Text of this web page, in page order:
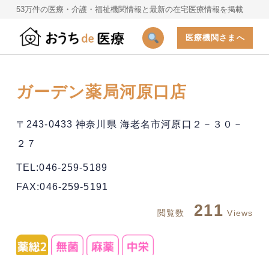
53万件の医療・介護・福祉機関情報と最新の在宅医療情報を掲載
医療機関さまへ
ガーデン薬局河原口店
〒243-0433 神奈川県 海老名市河原口２－３０－
２７
TEL:046-259-5189
FAX:046-259-5191
閲覧数 211 Views